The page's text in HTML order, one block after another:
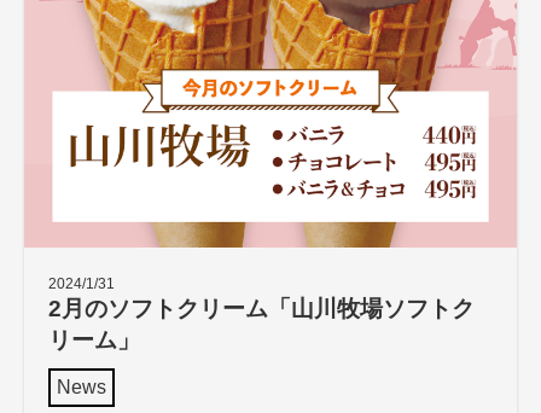
2024/1/31
2月のソフトクリーム「山川牧場ソフトク
リーム」
News